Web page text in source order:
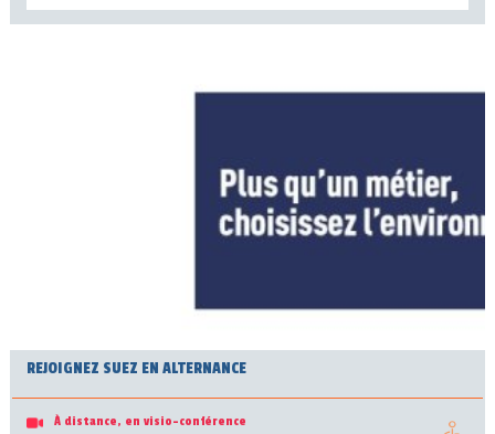
REJOIGNEZ SUEZ EN ALTERNANCE
À distance, en visio-conférence